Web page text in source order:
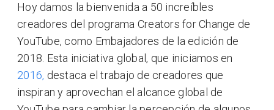
Hoy damos la bienvenida a 50 increíbles
creadores del programa Creators for Change de
YouTube, como Embajadores de la edición de
2018. Esta iniciativa global, que iniciamos en
2016, destaca el trabajo de creadores que
inspiran y aprovechan el alcance global de